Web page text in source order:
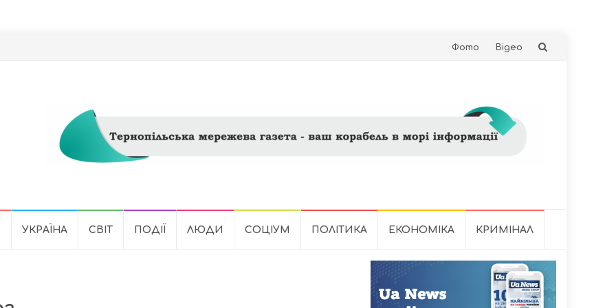
Skip
Фото Відео
УКРАЇНА СВІТ ПОДІЇ ЛЮДИ СОЦІУМ ПОЛІТИКА ЕКОНОМІКА КРИМІНАЛ